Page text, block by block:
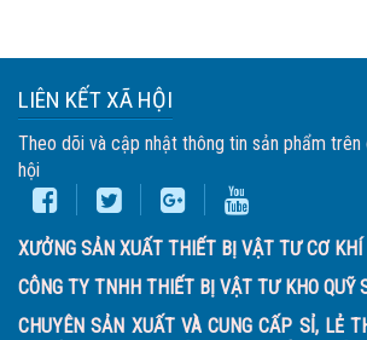
LIÊN KẾT XÃ HỘI
Theo dõi và cập nhật thông tin sản phẩm trên
hội
XƯỞNG SẢN XUẤT THIẾT BỊ VẬT TƯ CƠ KHÍ
CÔNG TY TNHH THIẾT BỊ VẬT TƯ KHO QUỸ
CHUYÊN SẢN XUẤT VÀ CUNG CẤP SỈ, LẺ